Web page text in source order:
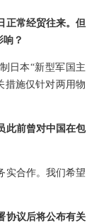
正常经贸往来。但
？
日本“新型军国主
措施仅针对两用物
此前曾对中国在包
实合作。我们希望
协议后将公布有关